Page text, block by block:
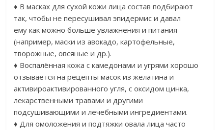
♦ В масках для сухой кожи лица состав подбирают
так, чтобы не пересушивал эпидермис и давал
ему как можно больше увлажнения и питания
(например, маски из авокадо, картофельные,
творожные, овсяные и др.).
♦ Воспалённая кожа с камедонами и угрями хорошо
отзывается на рецепты масок из желатина и
активироактивированного угля, с оксидом цинка,
лекарственными травами и другими
подсушивающими и лечебными ингредиентами.
♦ Для омоложения и подтяжки овала лица часто